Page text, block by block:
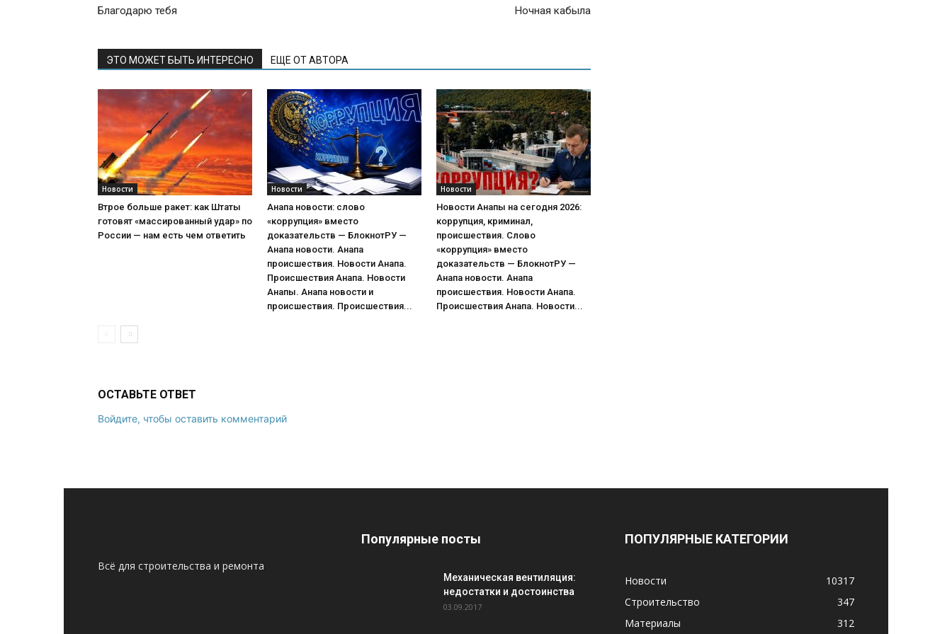
Благодарю тебя Ночная кабыла
ЭТО МОЖЕТ БЫТЬ ИНТЕРЕСНО ЕЩЕ ОТ АВТОРА
Новости
Втрое больше ракет: как Штаты
готовят «массированный удар» по
России — нам есть чем ответить
Новости
Анапа новости: слово
«коррупция» вместо
доказательств — БлокнотРУ —
Анапа новости. Анапа
происшествия. Новости Анапа.
Происшествия Анапа. Новости
Анапы. Анапа новости и
происшествия. Происшествия...
Новости
Новости Анапы на сегодня 2026:
коррупция, криминал,
происшествия. Слово
«коррупция» вместо
доказательств — БлокнотРУ —
Анапа новости. Анапа
происшествия. Новости Анапа.
Происшествия Анапа. Новости...
ОСТАВЬТЕ ОТВЕТ
Войдите, чтобы оставить комментарий
Всё для строительства и ремонта
Популярные посты
Механическая вентиляция:
недостатки и достоинства
03.09.2017
ПОПУЛЯРНЫЕ КАТЕГОРИИ
Новости
10317
Строительство
347
Материалы
312